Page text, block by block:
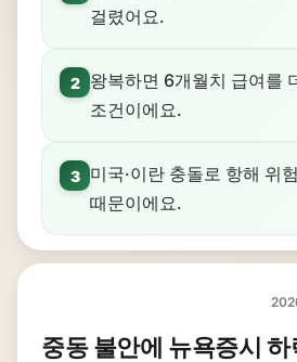
걸렸어요.
2
왕복하면 6개월치 급여를
조건이에요.
3
미국·이란 충돌로 항해 위
때문이에요.
중동 불안에 뉴욕증시